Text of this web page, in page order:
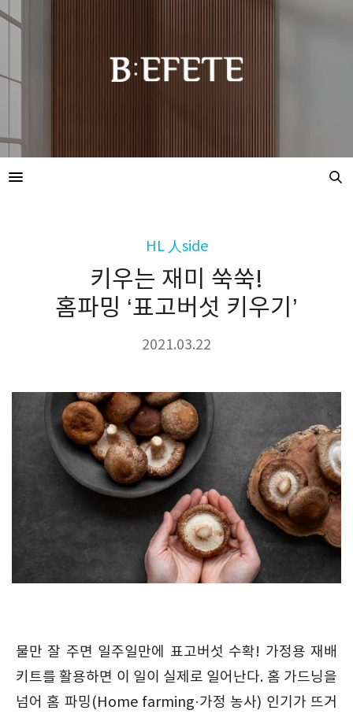
HL 人side
키우는 재미 쑥쑥!
홈파밍 ‘표고버섯 키우기’
2021.03.22
물만 잘 주면 일주일만에 표고버섯 수확! 가정용 재배
키트를 활용하면 이 일이 실제로 일어난다. 홈 가드닝을
넘어 홈 파밍(Home farming·가정 농사) 인기가 뜨거